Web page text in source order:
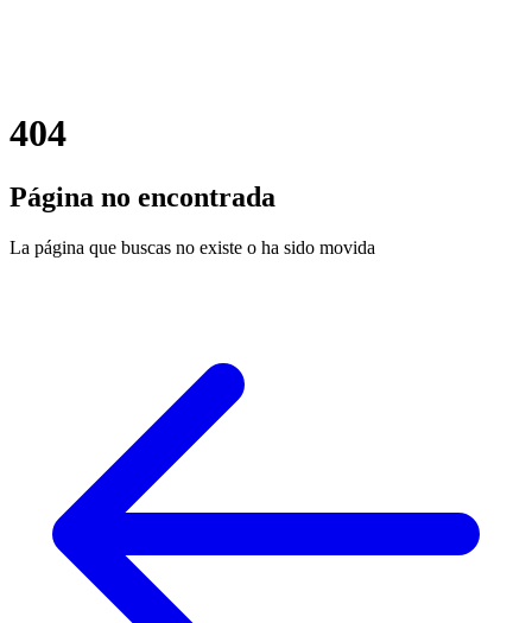
404
Página no encontrada
La página que buscas no existe o ha sido movida